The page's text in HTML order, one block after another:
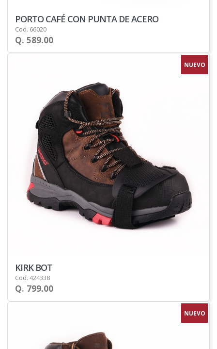
PORTO CAFÉ CON PUNTA DE ACERO
Cod. 66020
Q. 589.00
NUEVO
KIRK BOT
Cod. 424338
Q. 799.00
NUEVO